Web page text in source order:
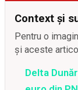
Context și
Pentru o
și aceste
Delta